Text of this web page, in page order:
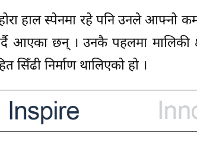
हाल स्पेनमा रहे पनि उनले आफ्नो
आएका छन् । उनकै पहलमा मालिकी
सिँढी निर्माण थालिएको हो ।